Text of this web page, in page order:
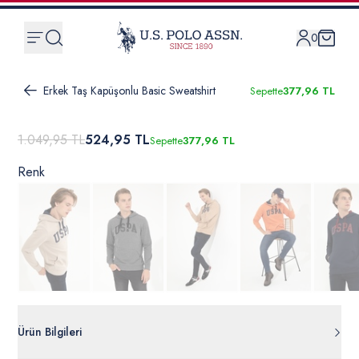
0
Erkek Taş Kapüşonlu Basic Sweatshirt Sepette377,96 TL
1.049,95 TL524,95 TLSepette377,96 TL
Renk
Ürün Bilgileri